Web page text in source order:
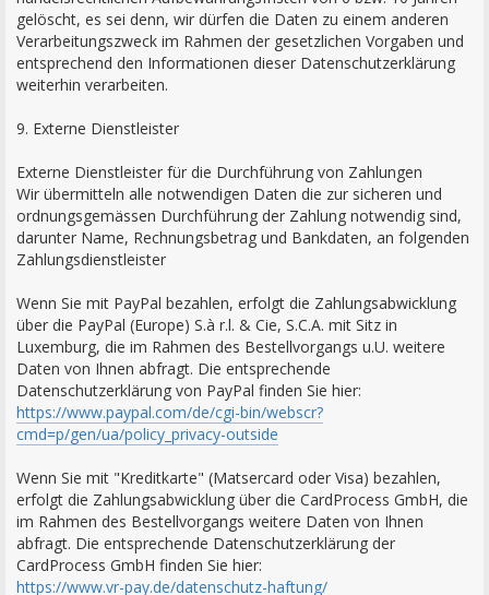
gelöscht, es sei denn, wir dürfen die Daten zu einem anderen
Verarbeitungszweck im Rahmen der gesetzlichen Vorgaben und
entsprechend den Informationen dieser Datenschutzerklärung
weiterhin verarbeiten.
9. Externe Dienstleister
Externe Dienstleister für die Durchführung von Zahlungen
Wir übermitteln alle notwendigen Daten die zur sicheren und
ordnungsgemässen Durchführung der Zahlung notwendig sind,
darunter Name, Rechnungsbetrag und Bankdaten, an folgenden
Zahlungsdienstleister
Wenn Sie mit PayPal bezahlen, erfolgt die Zahlungsabwicklung
über die PayPal (Europe) S.à r.l. & Cie, S.C.A. mit Sitz in
Luxemburg, die im Rahmen des Bestellvorgangs u.U. weitere
Daten von Ihnen abfragt. Die entsprechende
Datenschutzerklärung von PayPal finden Sie hier:
https://www.paypal.com/de/cgi-bin/webscr?
cmd=p/gen/ua/policy_privacy-outside
Wenn Sie mit "Kreditkarte" (Matsercard oder Visa) bezahlen,
erfolgt die Zahlungsabwicklung über die CardProcess GmbH, die
im Rahmen des Bestellvorgangs weitere Daten von Ihnen
abfragt. Die entsprechende Datenschutzerklärung der
CardProcess GmbH finden Sie hier:
https://www.vr-pay.de/datenschutz-haftung/